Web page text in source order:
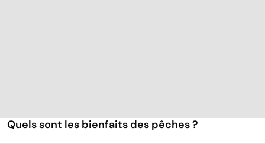
Quels sont les bienfaits des pêches ?